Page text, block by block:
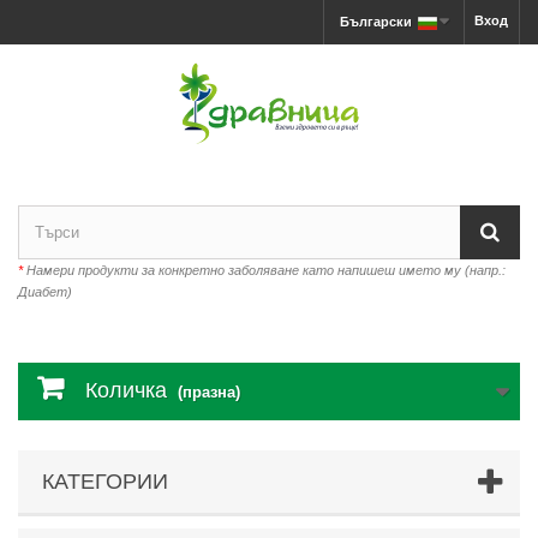
Вход
Български
*Намери продукти за конкретно заболяване като напишеш името му (напр.:
Диабет)
Количка (празна)
КАТЕГОРИИ